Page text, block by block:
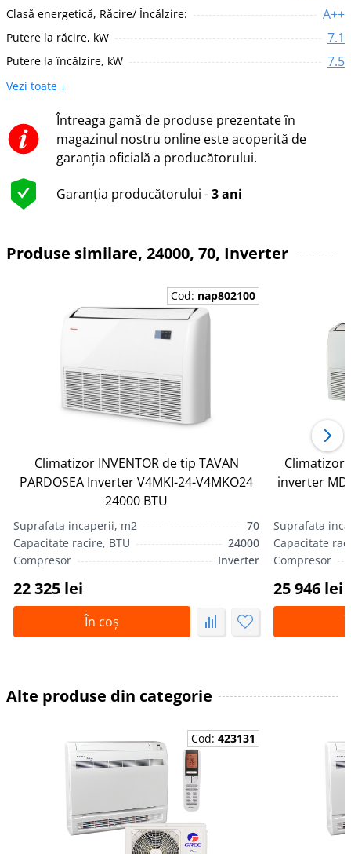
Clasă energetică, Răcire/ Încălzire: A++
Putere la răcire, kW 7.1
Putere la încălzire, kW 7.5
Vezi toate ↓
Întreaga gamă de produse prezentate în
magazinul nostru online este acoperită de
garanția oficială a producătorului.
Garanția producătorului -3 ani
Produse similare, 24000, 70, Inverter
Cod: nap802100
Climatizor INVENTOR de tip TAVAN
PARDOSEA Inverter V4MKI-24-V4MKO24
24000 BTU
Suprafata incaperii, m2
70
Capacitate racire, BTU
24000
Compresor
Inverter
22 325 lei
În coș
Climatizor
inverter
Suprafata
Capacitate
Compresor
25 946 lei
Alte produse din categorie
Cod:423131